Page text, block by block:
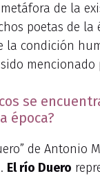
de la
poetas de
la condición
se
época?
de
El río Duero